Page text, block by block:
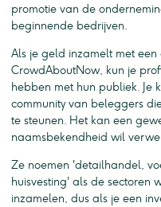
promotie van de
beginnende bedrijven.
Als je geld inzamelt met
CrowdAboutNow, kun je
hebben met hun publiek. Je
community van beleggers
te steunen. Het kan een
naamsbekendheid wil
Ze noemen 'detailhandel,
huisvesting' als de sectoren
inzamelen, dus als je een